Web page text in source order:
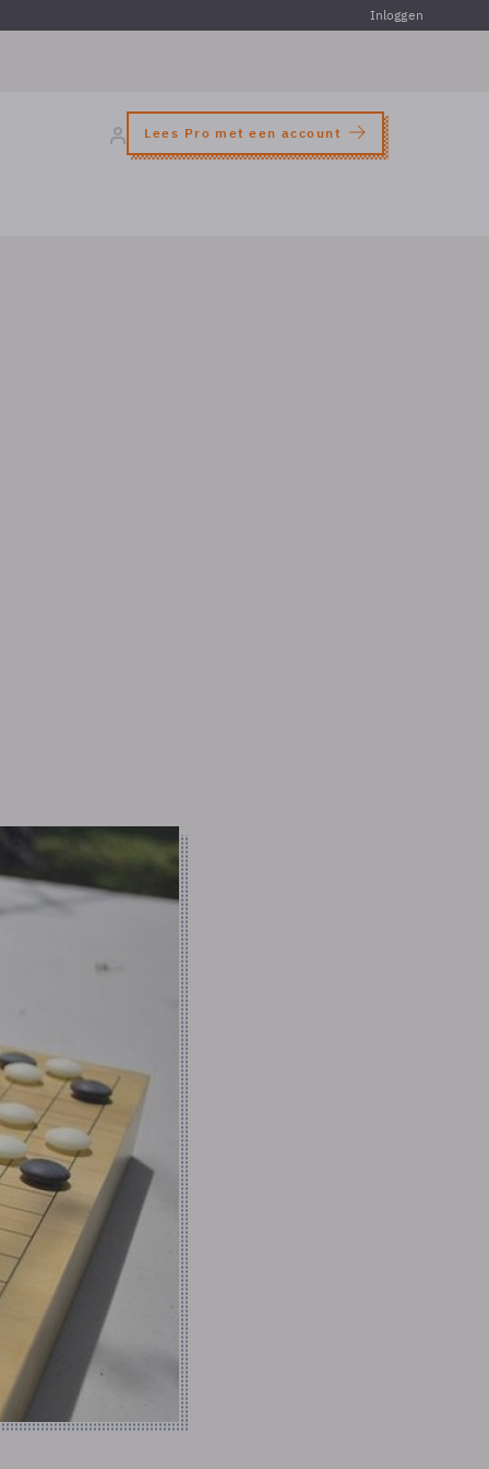
Inloggen
Lees Pro met een account